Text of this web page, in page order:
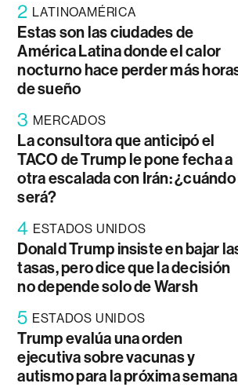
2 LATINOAMÉRICA
Estas son las ciudades de
América Latina donde el calor
nocturno hace perder más
de sueño
3 MERCADOS
La consultora que anticipó el
TACO de Trump le pone fecha a
otra escalada con Irán: ¿cuándo
será?
4 ESTADOS UNIDOS
Donald Trump insiste en bajar
tasas, pero dice que la decisión
no depende solo de Warsh
5 ESTADOS UNIDOS
Trump evalúa una orden
ejecutiva sobre vacunas y
autismo para la próxima semana